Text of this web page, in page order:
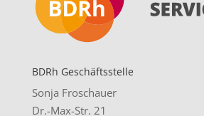
BDRh Geschäftsstelle
Sonja Froschauer
Dr.-Max-Str. 21